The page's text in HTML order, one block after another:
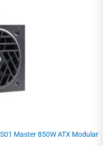
Master 850W ATX Modular